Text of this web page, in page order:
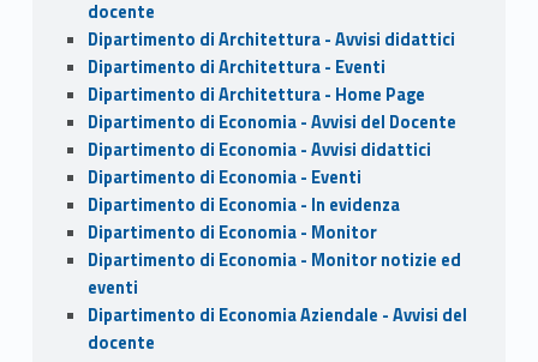
docente
Dipartimento di Architettura - Avvisi didattici
Dipartimento di Architettura - Eventi
Dipartimento di Architettura - Home Page
Dipartimento di Economia - Avvisi del Docente
Dipartimento di Economia - Avvisi didattici
Dipartimento di Economia - Eventi
Dipartimento di Economia - In evidenza
Dipartimento di Economia - Monitor
Dipartimento di Economia - Monitor notizie ed
eventi
Dipartimento di Economia Aziendale - Avvisi del
docente